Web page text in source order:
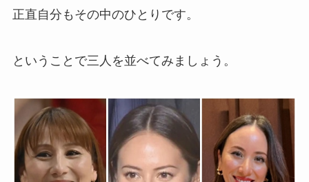
正直自分もその中のひとりです。
ということで三人を並べてみましょう。